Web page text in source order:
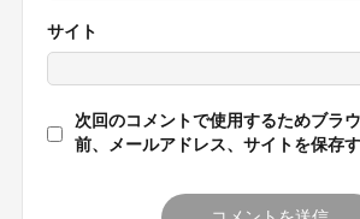
サイト
次回のコメントで使用するためブラ
前、メールアドレス、サイトを保存す